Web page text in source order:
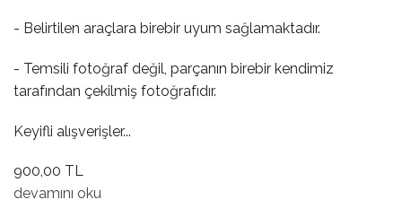
- Belirtilen araçlara birebir uyum sağlamaktadır.
- Temsili fotoğraf değil, parçanın birebir kendimiz
tarafından çekilmiş fotoğrafıdır.
Keyifli alışverişler...
900,00 TL
Avare Rulman ( Klimalı / Hidrolik Direksiyonlu ) hakkında
devamını oku